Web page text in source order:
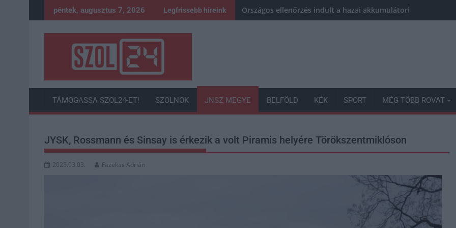
to
péntek, augusztus 7, 2026 Legfrissebb híreink Országos ellenőrzés indult a hazai akkumulátoripari
TÁMOGASSA SZOL24-ET! SZOLNOK JNSZ MEGYE BELFÖLD KÉK SPORT MÉG TÖBB ROVAT
JYSK, Rossmann és Sinsay is érkezik a volt Piramis helyére Törökszentmiklóson
2025.03.03. Fazekas Adrián